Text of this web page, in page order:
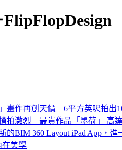
畫作再創天價 6平方英呎拍出
拍激烈 最貴作品「墨荷」 高
的BIM 360 Layout iPad App，
在美學